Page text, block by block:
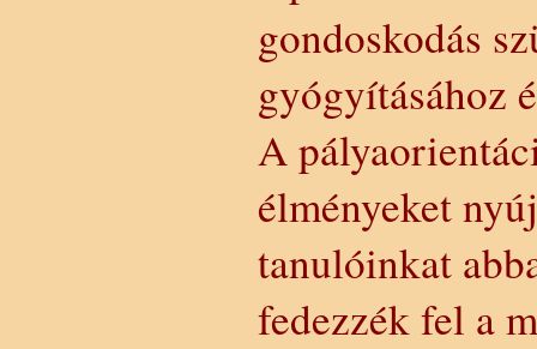
gondoskodás
gyógyításához
A
élményeket
tanulóinkat
fedezzék fel a